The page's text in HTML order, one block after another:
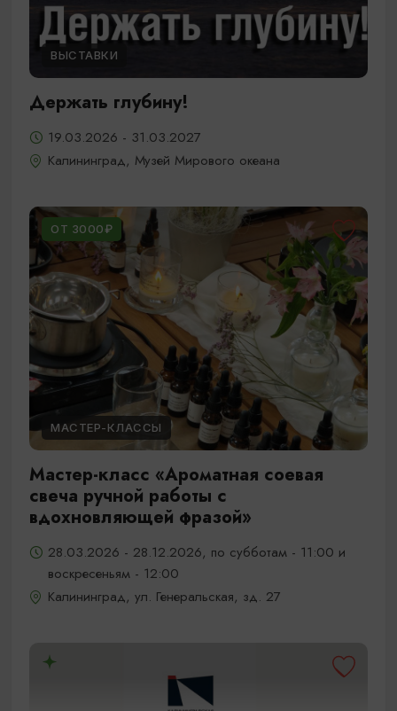
ВЫСТАВКИ
Держать глубину!
19.03.2026 - 31.03.2027
Калининград, Музей Мирового океана
ОТ 3000₽
МАСТЕР-КЛАССЫ
Мастер-класс «Ароматная соевая
свеча ручной работы с
вдохновляющей фразой»
28.03.2026 - 28.12.2026, по субботам - 11:00 и
воскресеньям - 12:00
Калининград, ул. Генеральская, зд. 27